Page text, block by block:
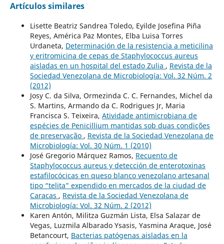
Artículos similares
Lisette Beatriz Sandrea Toledo, Eyilde Josefina Piña
Reyes, América Paz Montes, Elba Luisa Torres
Urdaneta, Determinación de la resistencia a meticilina
y eritromicina de cepas de Staphylococcus aureus
aisladas en un hospital del estado Zulia , Revista de la
Sociedad Venezolana de Microbiología: Vol. 32 Núm. 2
(2012)
Josy C. da Silva, Ormezinda C. C. Fernandes, Michel da
S. Martins, Armando da C. Rodrigues Jr, Maria
Francisca S. Teixeira, Atividade antimicrobiana de
espécies de Penicillium mantidas sob duas condições
de preservação , Revista de la Sociedad Venezolana de
Microbiología: Vol. 30 Núm. 1 (2010)
José Gregorio Márquez Ramos, Recuento de
Staphylococcus aureus y detección de enterotoxinas
estafilocócicas en queso blanco venezolano artesanal
tipo “telita” expendido en mercados de la ciudad de
Caracas , Revista de la Sociedad Venezolana de
Microbiología: Vol. 32 Núm. 2 (2012)
Karen Antón, Militza Guzmán Lista, Elsa Salazar de
Vegas, Luzmila Albarado Ysasis, Yasmina Araque, José
Betancourt, Bacterias patógenas aisladas en la